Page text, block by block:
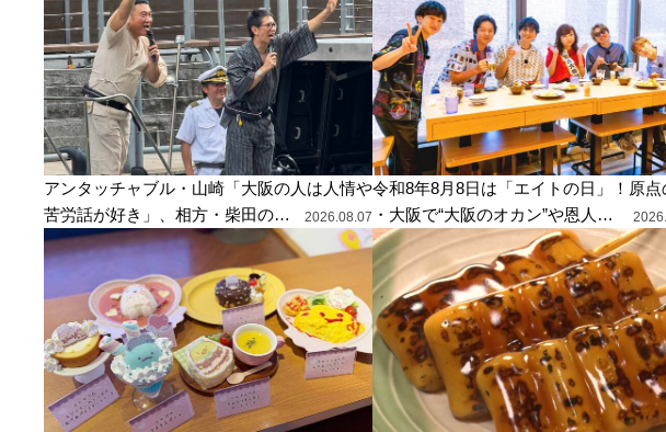
アンタッチャブル・山崎「大阪の人は人情や
苦労話が好き」、相方・柴田の…
2026.08.07
令和8年8月8日は「エイトの日」！原点
・大阪で“大阪のオカン”や恩人…